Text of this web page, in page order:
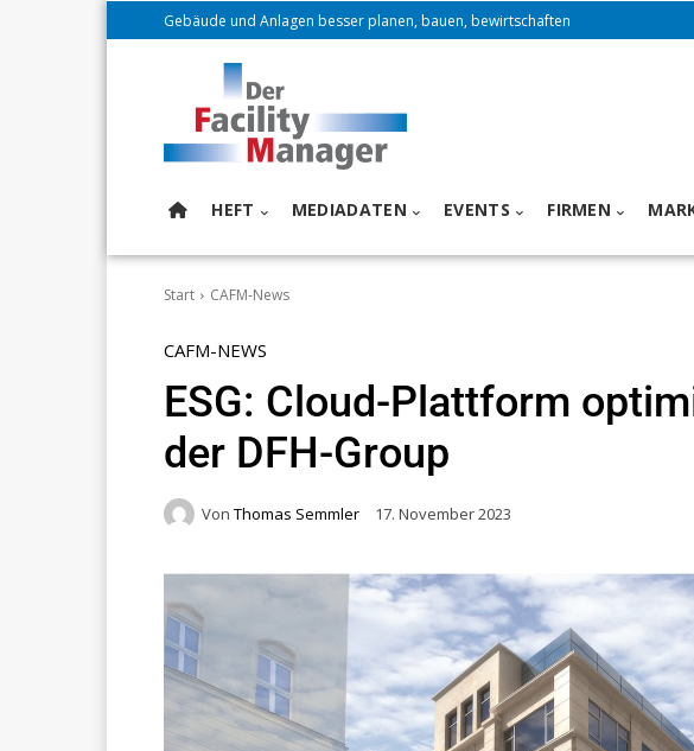
Gebäude und Anlagen besser planen, bauen, bewirtschaften
HEFT MEDIADATEN EVENTS FIRMEN
Start CAFM-News
CAFM-NEWS
ESG: Cloud-Plattform
der DFH-Group
Von Thomas Semmler 17. November 2023